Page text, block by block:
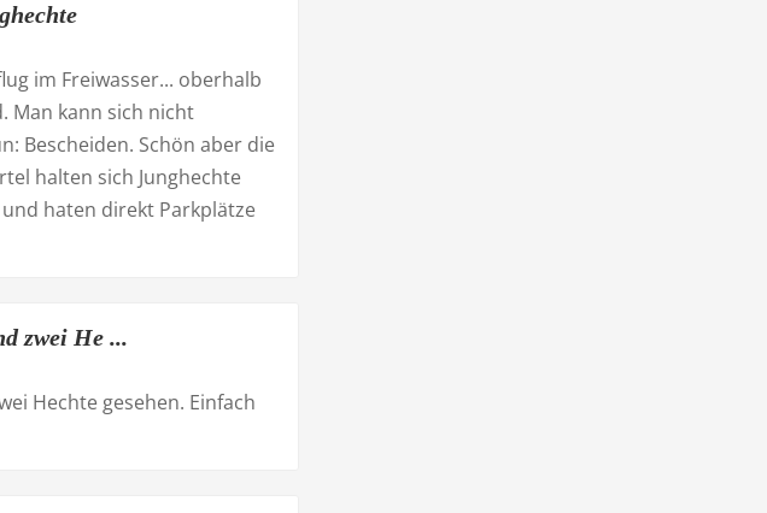
im Freiwasser... oberhalb
Man kann sich nicht
Bescheiden. Schön aber die
halten sich Junghechte
haten direkt Parkplätze
zwei He ...
Hechte gesehen. Einfach